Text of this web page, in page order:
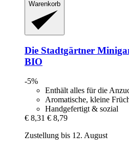
Warenkorb
Die Stadtgärtner
BIO
-5%
Enthält alles für die
Aromatische, kleine
Handgefertigt & sozial
€ 8,31 € 8,79
Zustellung bis 12. August